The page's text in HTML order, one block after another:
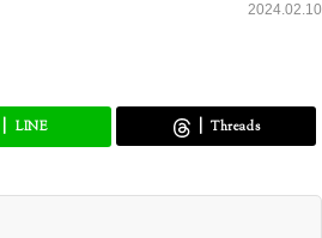
2024.02.10
LINE Threads